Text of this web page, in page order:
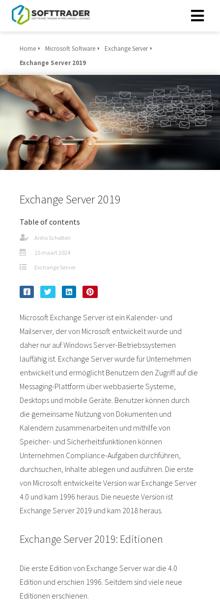
Home Microsoft Software
Exchange Server
Exchange Server 2019
Exchange Server 2019
Table of contents
Antio Scholten
15 maart 2024
Exchange Server
Microsoft Exchange Server ist ein Kalender- und
Mailserver, der von Microsoft entwickelt wurde und
daher nur auf Windows Server-Betriebssystemen
lauffähig ist. Exchange Server wurde für Unternehmen
entwickelt und ermöglicht Benutzern den Zugriff auf die
Messaging-Plattform über webbasierte Systeme,
Desktops und mobile Geräte. Benutzer können durch
die gemeinsame Nutzung von Dokumenten und
Kalendern zusammenarbeiten und mithilfe von
Speicher- und Sicherheitsfunktionen können
Unternehmen Compliance-Aufgaben durchführen,
durchsuchen, Inhalte ablegen und ausführen. Die erste
von Microsoft entwickelte Version war Exchange Server
4.0 und kam 1996 heraus. Die neueste Version ist
Exchange Server 2019 und kam 2018 heraus.
Exchange Server 2019: Editionen
Die erste Edition von Exchange Server war die 4.0
Edition und erschien 1996. Seitdem sind viele neue
Editionen erschienen.